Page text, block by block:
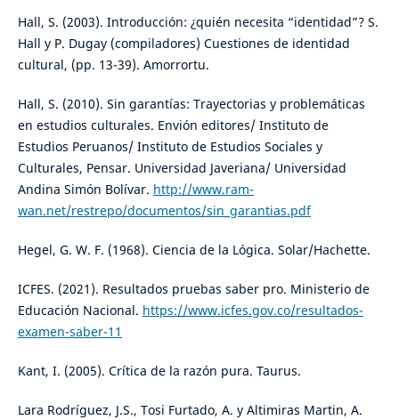
Hall, S. (2003). Introducción: ¿quién necesita “identidad”? S.
Hall y P. Dugay (compiladores) Cuestiones de identidad
cultural, (pp. 13-39). Amorrortu.
Hall, S. (2010). Sin garantías: Trayectorias y problemáticas
en estudios culturales. Envión editores/ Instituto de
Estudios Peruanos/ Instituto de Estudios Sociales y
Culturales, Pensar. Universidad Javeriana/ Universidad
Andina Simón Bolívar. http://www.ram-
wan.net/restrepo/documentos/sin_garantias.pdf
Hegel, G. W. F. (1968). Ciencia de la Lógica. Solar/Hachette.
ICFES. (2021). Resultados pruebas saber pro. Ministerio de
Educación Nacional. https://www.icfes.gov.co/resultados-
examen-saber-11
Kant, I. (2005). Crítica de la razón pura. Taurus.
Lara Rodríguez, J.S., Tosi Furtado, A. y Altimiras Martin, A.